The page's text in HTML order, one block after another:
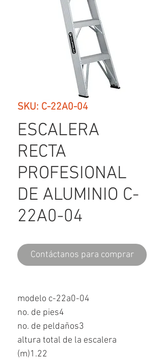
SKU: C-22A0-04
ESCALERA
RECTA
PROFESIONAL
DE ALUMINIO C-
22A0-04
Contáctanos para comprar
modelo c-22a0-04
no. de pies4
no. de peldaños3
altura total de la escalera
(m)1.22